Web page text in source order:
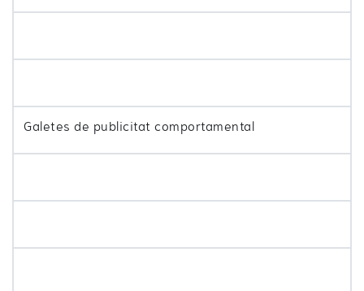
Galetes de publicitat comportamental